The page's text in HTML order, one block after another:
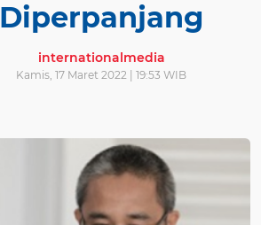
Diperpanjang
internationalmedia
Kamis, 17 Maret 2022 | 19:53 WIB